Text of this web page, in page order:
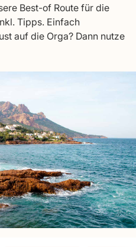
Best-of Route für die
Tipps. Einfach
auf die Orga? Dann nutze